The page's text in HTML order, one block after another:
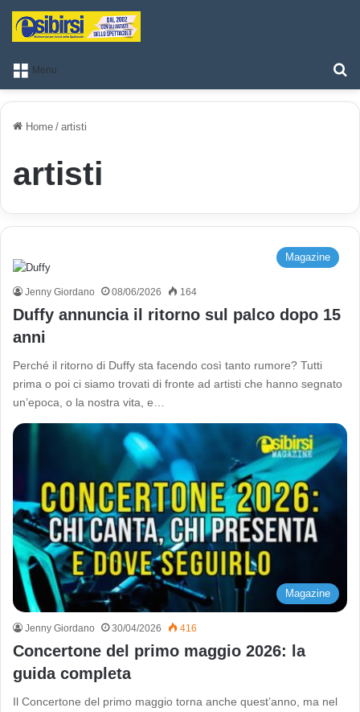
Menu
Home / artisti
artisti
Magazine
Jenny Giordano 08/06/2026 164
Duffy annuncia il ritorno sul palco dopo 15
anni
Perché il ritorno di Duffy sta facendo così tanto rumore? Tutti
prima o poi ci siamo trovati di fronte ad artisti che hanno segnato
un’epoca, o la nostra vita, e…
Magazine
Jenny Giordano 30/04/2026 416
Concertone del primo maggio 2026: la
guida completa
Il Concertone del primo maggio torna anche quest’anno, ma nel